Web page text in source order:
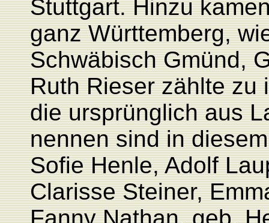
Stuttgart. Hinzu
ganz Württemberg,
Schwäbisch Gmünd,
Ruth Rieser zählte zu
die ursprünglich aus
nennen sind in
Sofie Henle, Adolf
Clarisse Steiner,